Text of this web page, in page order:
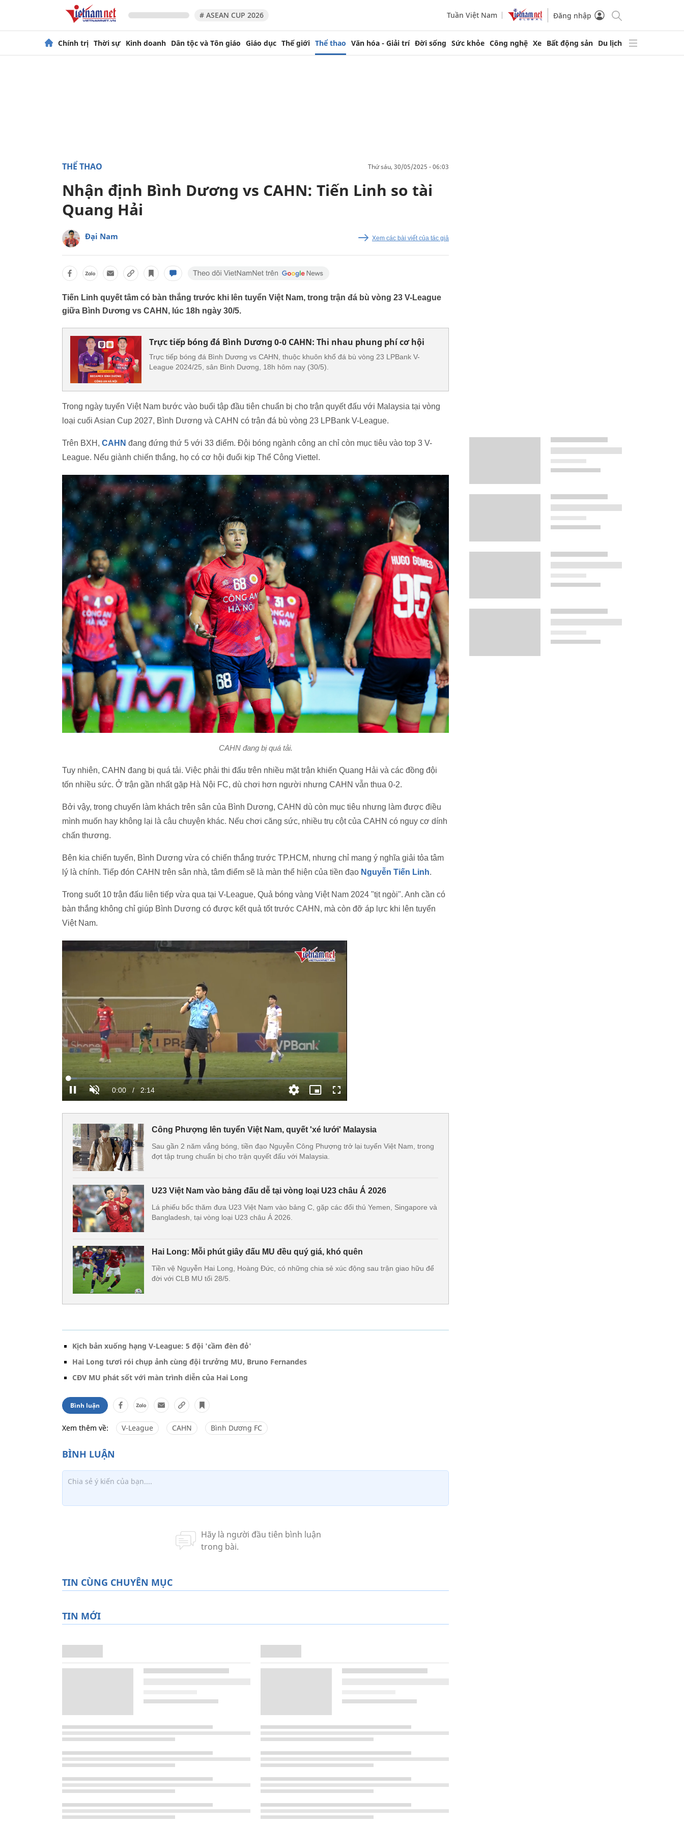
# ASEAN CUP 2026 Tuần Việt Nam Đăng nhập
Chính trị Thời sự Kinh doanh Dân tộc và Tôn giáo Giáo dục Thế giới Thể thao Văn hóa - Giải trí Đời sống Sức khỏe Công nghệ Xe Bất động sản Du lịch
THỂ THAO thứ sáu, 30/05/2025 - 06:03
Nhận định Bình Dương vs CAHN: Tiến Linh so tài
Quang Hải
Đại Nam Xem các bài viết của tác giả
Tiến Linh quyết tâm có bàn thắng trước khi lên tuyển Việt Nam, trong trận đá bù vòng 23 V-League
giữa Bình Dương vs CAHN, lúc 18h ngày 30/5.
Trực tiếp bóng đá Bình Dương 0-0 CAHN: Thi nhau phung phí cơ hội
Trực tiếp bóng đá Bình Dương vs CAHN, thuộc khuôn khổ đá bù vòng 23 LPBank V-
League 2024/25, sân Bình Dương, 18h hôm nay (30/5).
Trong ngày tuyển Việt Nam bước vào buổi tập đầu tiên chuẩn bị cho trận quyết đấu với Malaysia tại vòng
loại cuối Asian Cup 2027, Bình Dương và CAHN có trận đá bù vòng 23 LPBank V-League.
Trên BXH, CAHN đang đứng thứ 5 với 33 điểm. Đội bóng ngành công an chỉ còn mục tiêu vào top 3 V-
League. Nếu giành chiến thắng, họ có cơ hội đuổi kịp Thể Công Viettel.
CAHN đang bị quá tải.
Tuy nhiên, CAHN đang bị quá tải. Việc phải thi đấu trên nhiều mặt trận khiến Quang Hải và các đồng đội
tốn nhiều sức. Ở trận gần nhất gặp Hà Nội FC, dù chơi hơn người nhưng CAHN vẫn thua 0-2.
Bởi vậy, trong chuyến làm khách trên sân của Bình Dương, CAHN dù còn mục tiêu nhưng làm được điều
mình muốn hay không lại là câu chuyện khác. Nếu chơi căng sức, nhiều trụ cột của CAHN có nguy cơ dính
chấn thương.
Bên kia chiến tuyến, Bình Dương vừa có chiến thắng trước TP.HCM, nhưng chỉ mang ý nghĩa giải tỏa tâm
lý là chính. Tiếp đón CAHN trên sân nhà, tâm điểm sẽ là màn thể hiện của tiền đạo Nguyễn Tiến Linh.
Trong suốt 10 trận đấu liên tiếp vừa qua tại V-League, Quả bóng vàng Việt Nam 2024 "tịt ngòi". Anh cần có
bàn thắng không chỉ giúp Bình Dương có được kết quả tốt trước CAHN, mà còn đỡ áp lực khi lên tuyển
Việt Nam.
Công Phượng lên tuyển Việt Nam, quyết 'xé lưới' Malaysia
Sau gần 2 năm vắng bóng, tiền đạo Nguyễn Công Phượng trở lại tuyển Việt Nam, trong
đợt tập trung chuẩn bị cho trận quyết đấu với Malaysia.
U23 Việt Nam vào bảng đấu dễ tại vòng loại U23 châu Á 2026
Lá phiếu bốc thăm đưa U23 Việt Nam vào bảng C, gặp các đối thủ Yemen, Singapore và
Bangladesh, tại vòng loại U23 châu Á 2026.
Hai Long: Mỗi phút giây đấu MU đều quý giá, khó quên
Tiền vệ Nguyễn Hai Long, Hoàng Đức, có những chia sẻ xúc động sau trận giao hữu để
đời với CLB MU tối 28/5.
Kịch bản xuống hạng V-League: 5 đội 'cầm đèn đỏ'
Hai Long tươi rói chụp ảnh cùng đội trưởng MU, Bruno Fernandes
CĐV MU phát sốt với màn trình diễn của Hai Long
Bình luận
Xem thêm về: V-League CAHN Bình Dương FC
TIN CÙNG CHUYÊN MỤC
TIN MỚI